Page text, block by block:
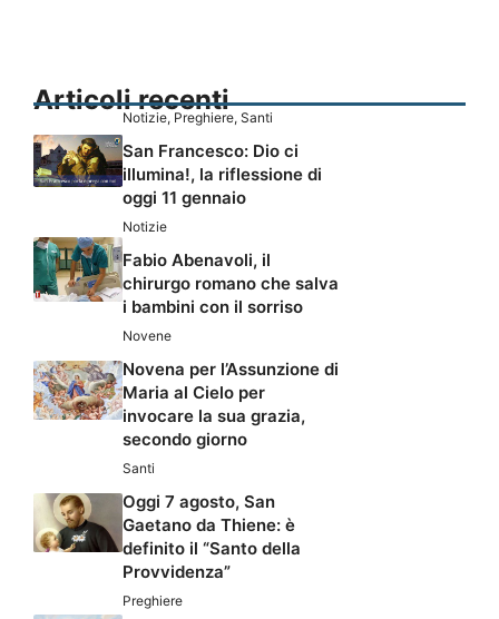
Articoli recenti
Notizie, Preghiere, Santi
San Francesco: Dio ci
illumina!, la riflessione di
oggi 11 gennaio
Notizie
Fabio Abenavoli, il
chirurgo romano che salva
i bambini con il sorriso
Novene
Novena per l’Assunzione di
Maria al Cielo per
invocare la sua grazia,
secondo giorno
Santi
Oggi 7 agosto, San
Gaetano da Thiene: è
definito il “Santo della
Provvidenza”
Preghiere